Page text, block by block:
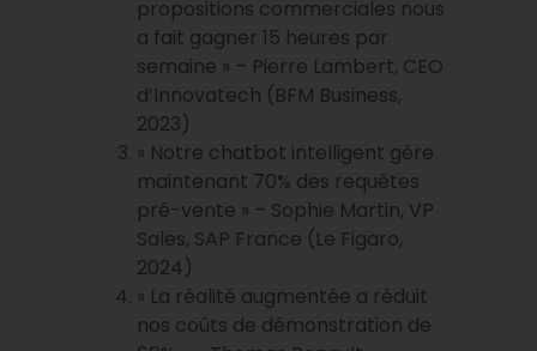
propositions commerciales nous
a fait gagner 15 heures par
semaine » – Pierre Lambert, CEO
d’Innovatech (BFM Business,
2023)
« Notre chatbot intelligent gère
maintenant 70% des requêtes
pré-vente » – Sophie Martin, VP
Sales, SAP France (Le Figaro,
2024)
« La réalité augmentée a réduit
nos coûts de démonstration de